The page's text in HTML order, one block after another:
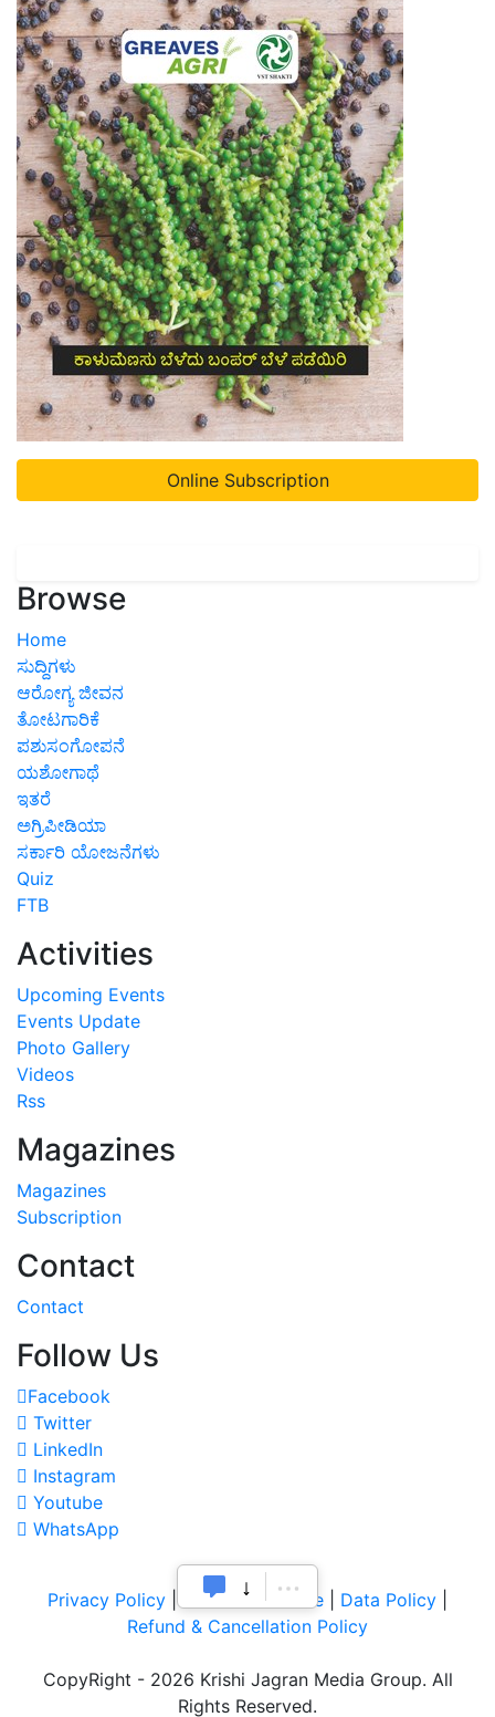
Online Subscription
Browse
Home
ಸುದ್ದಿಗಳು
ಆರೋಗ್ಯ ಜೀವನ
ತೋಟಗಾರಿಕೆ
ಪಶುಸಂಗೋಪನೆ
ಯಶೋಗಾಥೆ
ಇತರೆ
ಅಗ್ರಿಪೀಡಿಯಾ
ಸರ್ಕಾರಿ ಯೋಜನೆಗಳು
Quiz
FTB
Activities
Upcoming Events
Events Update
Photo Gallery
Videos
Rss
Magazines
Magazines
Subscription
Contact
Contact
Follow Us
Facebook
Twitter
LinkedIn
Instagram
Youtube
WhatsApp
Privacy Policy | Terms of Service Data Policy
Refund & Cancellation Policy
CopyRight - 2026 Krishi Jagran Media Group. All
Rights Reserved.